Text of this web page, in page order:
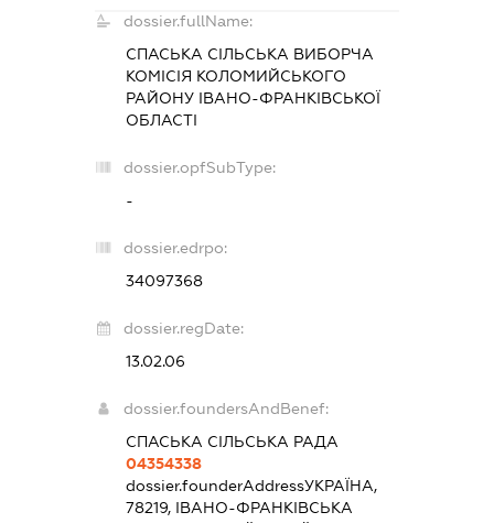
dossier.fullName:
СПАСЬКА СІЛЬСЬКА ВИБОРЧА
КОМІСІЯ КОЛОМИЙСЬКОГО
РАЙОНУ ІВАНО-ФРАНКІВСЬКОЇ
ОБЛАСТІ
dossier.opfSubType:
-
dossier.edrpo:
34097368
dossier.regDate:
13.02.06
dossier.foundersAndBenef:
СПАСЬКА СІЛЬСЬКА РАДА
04354338
dossier.founderAddressУКРАЇНА,
78219, ІВАНО-ФРАНКІВСЬКА